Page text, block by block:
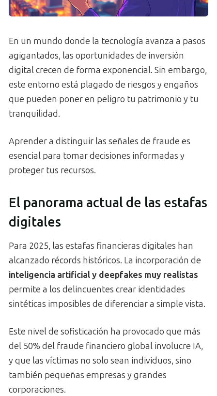
En un mundo donde la tecnología avanza a pasos
agigantados, las oportunidades de inversión
digital crecen de forma exponencial. Sin embargo,
este entorno está plagado de riesgos y engaños
que pueden poner en peligro tu patrimonio y tu
tranquilidad.
Aprender a distinguir las señales de fraude es
esencial para tomar decisiones informadas y
proteger tus recursos.
El panorama actual de las estafas
digitales
Para 2025, las estafas financieras digitales han
alcanzado récords históricos. La incorporación de
inteligencia artificial y deepfakes muy realistas
permite a los delincuentes crear identidades
sintéticas imposibles de diferenciar a simple vista.
Este nivel de sofisticación ha provocado que más
del 50% del fraude financiero global involucre IA,
y que las víctimas no solo sean individuos, sino
también pequeñas empresas y grandes
corporaciones.